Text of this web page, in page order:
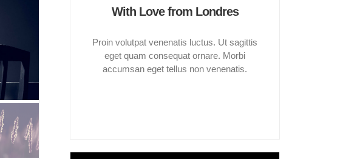
With Love from Londres
Proin volutpat venenatis luctus. Ut sagittis
eget quam consequat ornare. Morbi
accumsan eget tellus non venenatis.